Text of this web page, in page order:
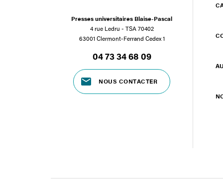
Presses universitaires Blaise-Pascal
4 rue Ledru - TSA 70402
63001 Clermont-Ferrand Cedex 1
04 73 34 68 09
NOUS CONTACTER